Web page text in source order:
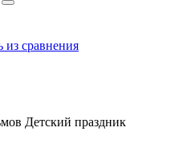
из сравнения
Детский праздник